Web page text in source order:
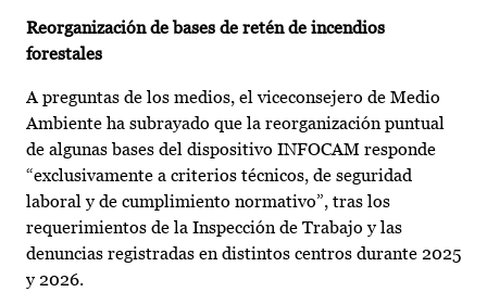
Reorganización de bases de retén de incendios
forestales
A preguntas de los medios, el viceconsejero de Medio
Ambiente ha subrayado que la reorganización puntual
de algunas bases del dispositivo INFOCAM responde
“exclusivamente a criterios técnicos, de seguridad
laboral y de cumplimiento normativo”, tras los
requerimientos de la Inspección de Trabajo y las
denuncias registradas en distintos centros durante 2025
y 2026.